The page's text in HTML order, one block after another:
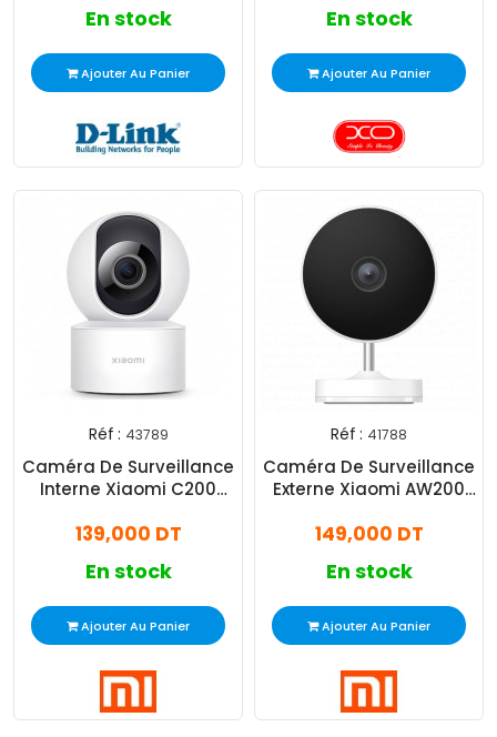
En stock
Ajouter Au Panier
En stock
Ajouter Au Panier
Réf : 43789
Caméra De Surveillance
Interne Xiaomi C200
139,000 DT
En stock
Ajouter Au Panier
Web !
Réf : 41788
Caméra De Surveillance
Externe Xiaomi AW200
149,000 DT
En stock
Ajouter Au Panier